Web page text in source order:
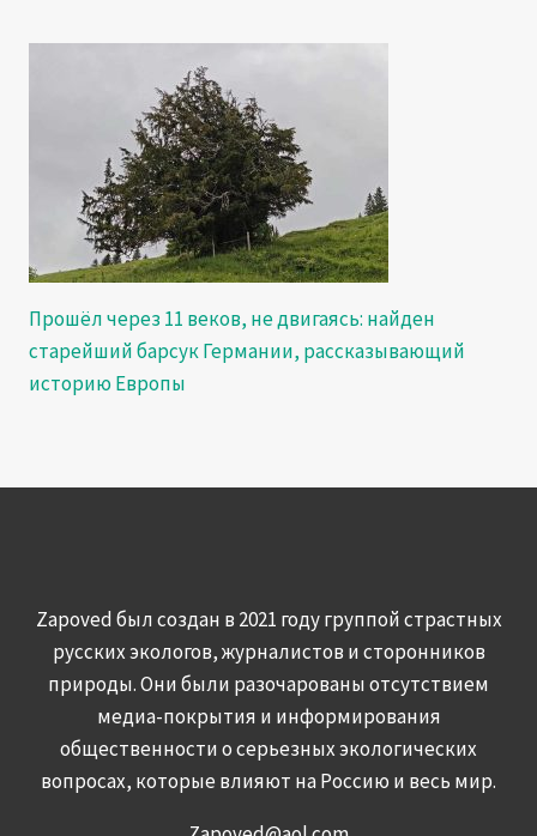
Прошёл через 11 веков, не двигаясь: найден
старейший барсук Германии, рассказывающий
историю Европы
Zapoved был создан в 2021 году группой страстных
русских экологов, журналистов и сторонников
природы. Они были разочарованы отсутствием
медиа-покрытия и информирования
общественности о серьезных экологических
вопросах, которые влияют на Россию и весь мир.